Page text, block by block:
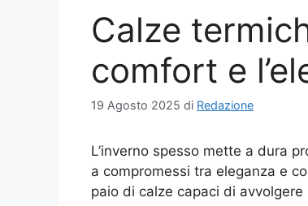
Calze
comfort e
19 Agosto 2025 di Redazione
L’inverno spesso mette a dura
a compromessi tra eleganza e
paio di calze capaci di